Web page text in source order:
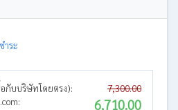
ำระ
กับบริษัทโดยตรง):
7,300.00
6,710.00